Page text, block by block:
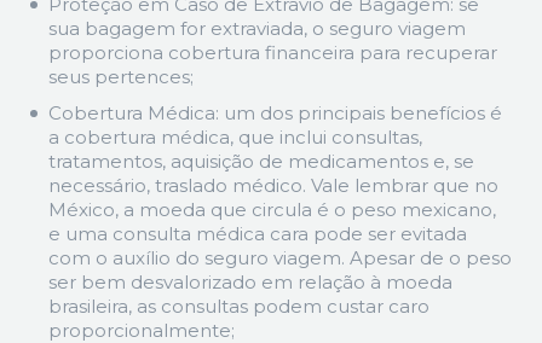
sua bagagem for extraviada, o seguro viagem
proporciona cobertura financeira para recuperar
seus pertences;
Cobertura Médica: um dos principais benefícios é
a cobertura médica, que inclui consultas,
tratamentos, aquisição de medicamentos e, se
necessário, traslado médico. Vale lembrar que no
México, a moeda que circula é o peso mexicano,
e uma consulta médica cara pode ser evitada
com o auxílio do seguro viagem. Apesar de o peso
ser bem desvalorizado em relação à moeda
brasileira, as consultas podem custar caro
proporcionalmente;